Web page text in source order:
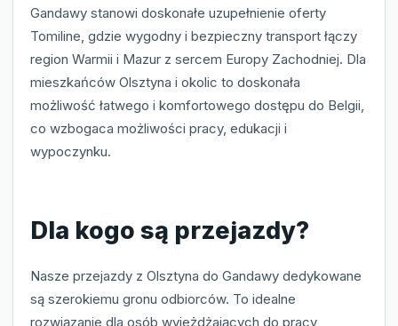
Gandawy stanowi doskonałe uzupełnienie oferty
Tomiline, gdzie wygodny i bezpieczny transport łączy
region Warmii i Mazur z sercem Europy Zachodniej. Dla
mieszkańców Olsztyna i okolic to doskonała
możliwość łatwego i komfortowego dostępu do Belgii,
co wzbogaca możliwości pracy, edukacji i
wypoczynku.
Dla kogo są przejazdy?
Nasze przejazdy z Olsztyna do Gandawy dedykowane
są szerokiemu gronu odbiorców. To idealne
rozwiązanie dla osób wyjeżdżających do pracy,